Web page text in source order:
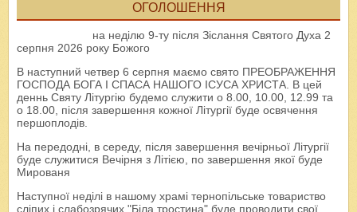
ОГОЛОШЕННЯ
на неділю 9-ту після Зіслання Святого Духа 2
серпня 2026 року Божого
В наступний четвер 6 серпня маємо свято ПРЕОБРАЖЕННЯ
ГОСПОДА БОГА І СПАСА НАШОГО ІСУСА ХРИСТА. В цей
деннь Святу Літургію будемо служити о 8.00, 10.00, 12.99 та
о 18.00, після завершення кожної Літургії буде освячення
першоплодів.
На передодні, в середу, після завершення вечірньої Літургії
буде служитися Вечірня з Літією, по завершення якої буде
Мированя
Наступної неділі в нашому храмі тернопільське товариство
сліпих і слабозрячих "Біла тростина" буде проводити свої